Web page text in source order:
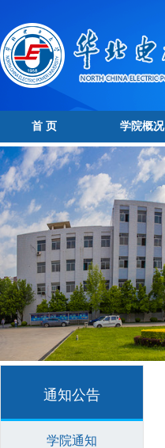
首 页 学院概况
通知公告
学院通知